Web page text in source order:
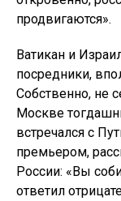
продвигаются».
Ватикан и
посредники,
Собственно, не
Москве
встречался с
премьером,
России: «Вы
ответил